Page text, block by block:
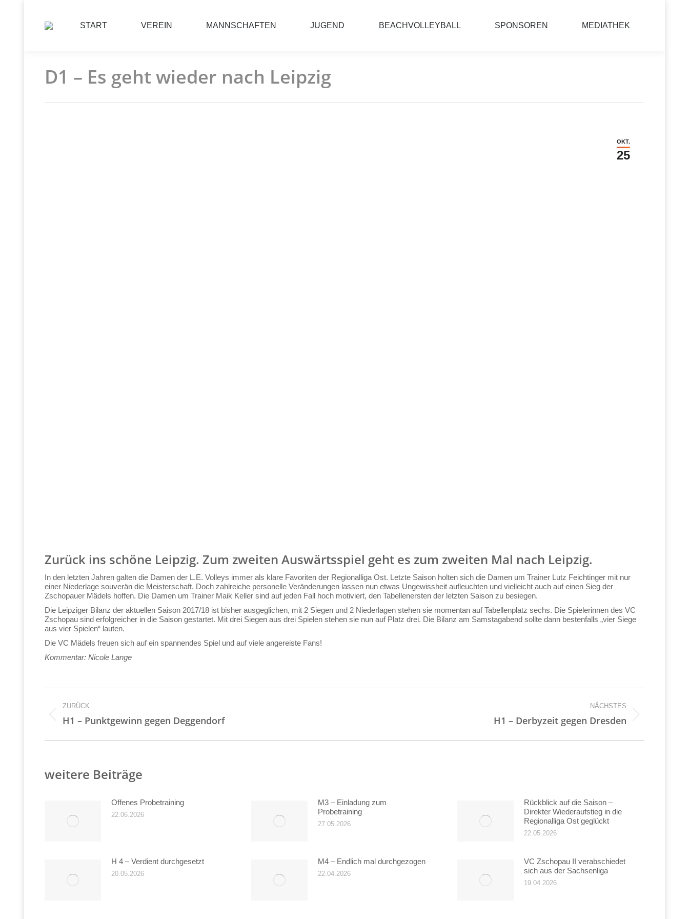
START VEREIN MANNSCHAFTEN JUGEND BEACHVOLLEYBALL SPONSOREN MEDIATHEK
D1 – Es geht wieder nach Leipzig
OKT.
25
Zurück ins schöne Leipzig. Zum zweiten Auswärtsspiel geht es zum zweiten Mal nach Leipzig.
In den letzten Jahren galten die Damen der L.E. Volleys immer als klare Favoriten der Regionalliga Ost. Letzte Saison holten sich die Damen um Trainer Lutz Feichtinger mit nur
einer Niederlage souverän die Meisterschaft. Doch zahlreiche personelle Veränderungen lassen nun etwas Ungewissheit aufleuchten und vielleicht auch auf einen Sieg der
Zschopauer Mädels hoffen. Die Damen um Trainer Maik Keller sind auf jeden Fall hoch motiviert, den Tabellenersten der letzten Saison zu besiegen.
Die Leipziger Bilanz der aktuellen Saison 2017/18 ist bisher ausgeglichen, mit 2 Siegen und 2 Niederlagen stehen sie momentan auf Tabellenplatz sechs. Die Spielerinnen des VC
Zschopau sind erfolgreicher in die Saison gestartet. Mit drei Siegen aus drei Spielen stehen sie nun auf Platz drei. Die Bilanz am Samstagabend sollte dann bestenfalls „vier Siege
aus vier Spielen“ lauten.
Die VC Mädels freuen sich auf ein spannendes Spiel und auf viele angereiste Fans!
Kommentar: Nicole Lange
Kommentarnavigation
ZURÜCK
Vorheriger
Beitrag:
H1 – Punktgewinn gegen Deggendorf
NÄCHSTES
H1 – Derbyzeit gegen Dresden
weitere Beiträge
Offenes Probetraining
22.06.2026
M3 – Einladung zum
Probetraining
27.05.2026
Rückblick auf die Saison –
Direkter Wiederaufstieg in die
Regionalliga Ost geglückt
22.05.2026
H 4 – Verdient durchgesetzt
20.05.2026
M4 – Endlich mal durchgezogen
22.04.2026
VC Zschopau II verabschiedet
sich aus der Sachsenliga
19.04.2026